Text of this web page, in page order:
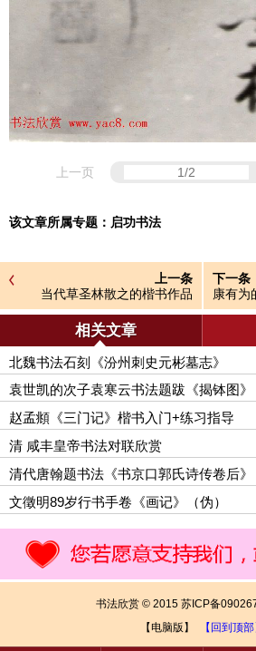
上一页
该文章所属专题： 启功书法
上一条
当代草圣林散之的楷书作品
下一条
康有为
相关文章
北魏书法石刻《汾州刺史元彬墓志》
袁世凯的次子袁寒云书法题跋《揭钵图》
赵孟頫《三门记》楷书入门+练习指导
清 咸丰皇帝书法对联欣赏
清代唐翰题书法《书京口郭氏诗传卷后》
文徵明89岁行书手卷《画记》（伪）
书法欣赏 © 2015 苏ICP备
【电脑版】
【回到顶部